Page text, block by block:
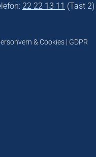
22 22 13 11 (Tast 2)
& Cookies | GDPR